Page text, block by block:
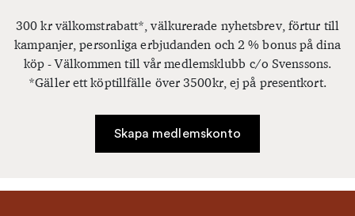
300 kr välkomstrabatt*, välkurerade nyhetsbrev, förtur till
kampanjer, personliga erbjudanden och 2 % bonus på dina
köp - Välkommen till vår medlemsklubb c/o Svenssons.
*Gäller ett köptillfälle över 3500kr, ej på presentkort.
Skapa medlemskonto